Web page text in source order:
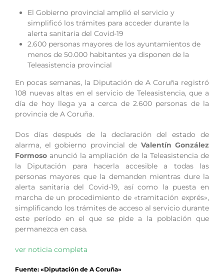
El Gobierno provincial amplió el servicio y
simplificó los trámites para acceder durante la
alerta sanitaria del Covid-19
2.600 personas mayores de los ayuntamientos de
menos de 50.000 habitantes ya disponen de la
Teleasistencia provincial
En pocas semanas, la Diputación de A Coruña registró
108 nuevas altas en el servicio de Teleasistencia, que a
día de hoy llega ya a cerca de 2.600 personas de la
provincia de A Coruña.
Dos días después de la declaración del estado de
alarma, el gobierno provincial de Valentín González
Formoso anunció la ampliación de la Teleasistencia de
la Diputación para hacerla accesible a todas las
personas mayores que la demanden mientras dure la
alerta sanitaria del Covid-19, así como la puesta en
marcha de un procedimiento de «tramitación exprés»,
simplificando los trámites de acceso al servicio durante
este período en el que se pide a la población que
permanezca en casa.
ver noticia completa
Fuente: «Diputación de A Coruña»